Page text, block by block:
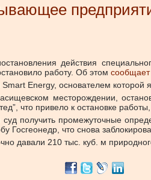
действия
работу. Об этом сообщает
Energy, основателем которой
месторождении,
что привело к остановке
получить промежуточные
что снова
давали 210 тыс. куб. м